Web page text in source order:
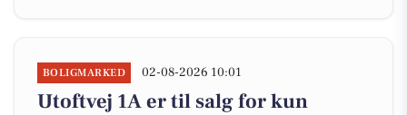
BOLIGMARKED 02-08-2026 10:01
Utoftvej 1A er til salg for kun